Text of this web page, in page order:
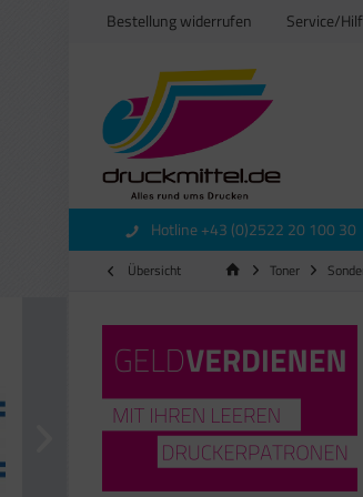
Bestellung widerrufen Service/
Hotline +43 (0)2522 20 100 30
Übersicht Toner